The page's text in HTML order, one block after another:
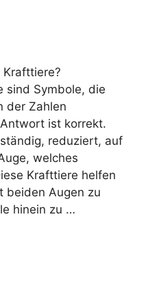
Krafttiere?
sind Symbole, die
der Zahlen
ist korrekt.
reduziert, auf
welches
Krafttiere helfen
beiden Augen zu
hinein zu …